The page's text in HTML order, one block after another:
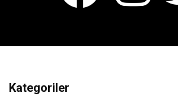
Kategoriler